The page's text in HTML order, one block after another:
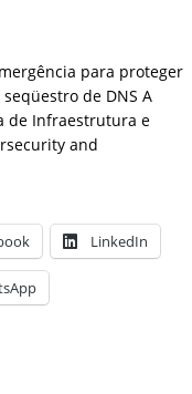
para proteger
de DNS A
de Infraestrutura e
and
LinkedIn